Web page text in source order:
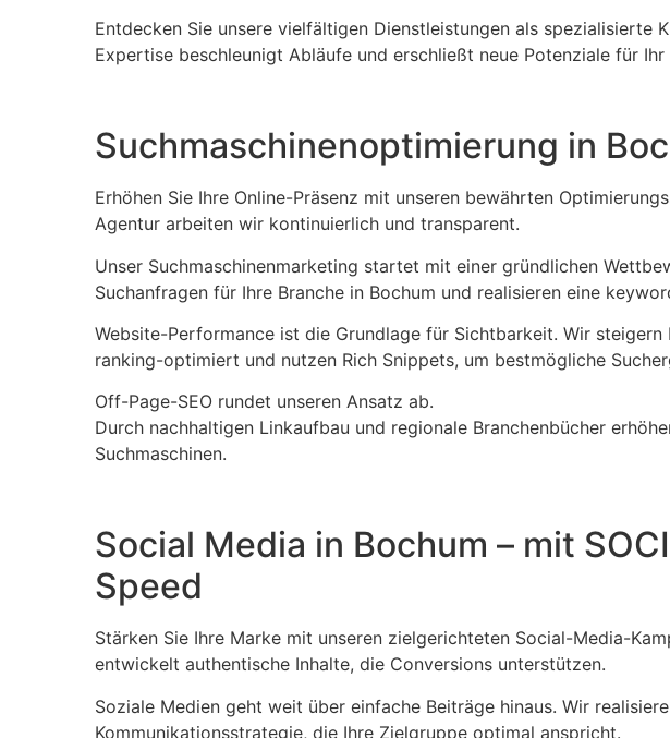
Entdecken Sie unsere vielfältigen Dienstleistungen als spezialisierte
Expertise beschleunigt Abläufe und erschließt neue Potenziale für Ihr
Suchmaschinenoptimierung in
Erhöhen Sie Ihre Online-Präsenz mit unseren bewährten
Agentur arbeiten wir kontinuierlich und transparent.
Unser Suchmaschinenmarketing startet mit einer gründlichen
Suchanfragen für Ihre Branche in Bochum und realisieren eine
Website-Performance ist die Grundlage für Sichtbarkeit. Wir steigern
ranking-optimiert und nutzen Rich Snippets, um bestmögliche
Off-Page-SEO rundet unseren Ansatz ab.
Durch nachhaltigen Linkaufbau und regionale Branchenbücher
Suchmaschinen.
Social Media in Bochum – mit
Speed
Stärken Sie Ihre Marke mit unseren zielgerichteten Social-Media-
entwickelt authentische Inhalte, die Conversions unterstützen.
Soziale Medien geht weit über einfache Beiträge hinaus. Wir
Kommunikationsstrategie, die Ihre Zielgruppe optimal anspricht.